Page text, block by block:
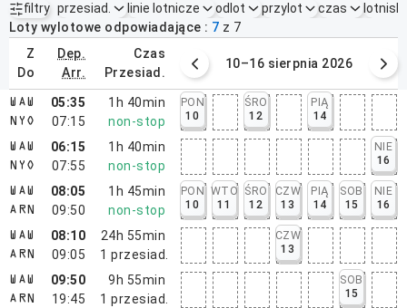
filtry
Aktywne filtry brak
przesiad. linie lotnicze odlot przylot czas
Loty wylotowe odpowiadające
7 z 7
z
do
dep.
arr.
czas
przesiad.
3–9 sierpnia 2026 10–16 sierpnia 2026
WAW
NYO
05:35
07:15
1h 40min
non-stop
PON
10
ŚRO
12
PIĄ
14
WAW
NYO
06:15
07:55
1h 40min
non-stop
NIE
16
WAW
ARN
08:05
09:50
1h 45min
non-stop
PON
10
WTO
11
ŚRO
12
CZW
13
PIĄ
14
SOB
15
NIE
16
WAW
ARN
08:10
09:05
24h 55min
1 przesiad.
CZW
13
WAW
ARN
09:50
19:45
9h 55min
1 przesiad.
SOB
15